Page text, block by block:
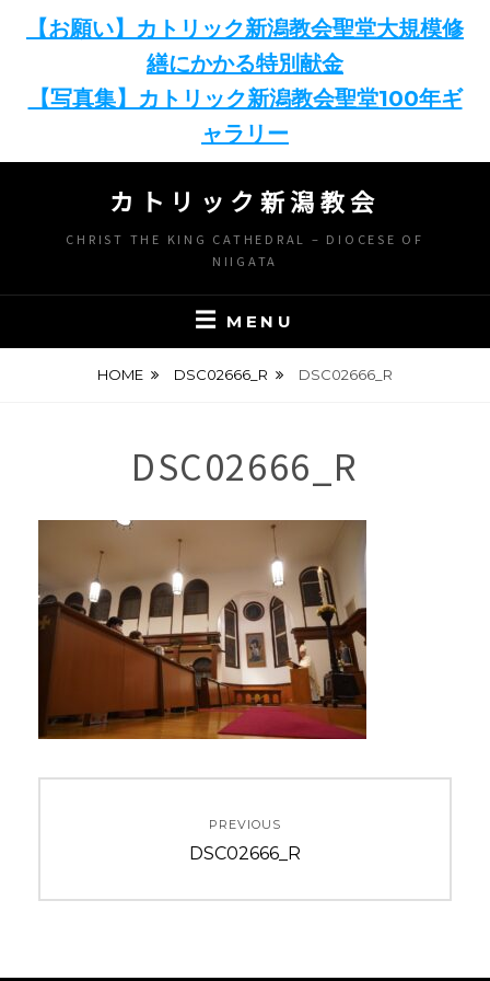
【お願い】カトリック新潟教会聖堂大規模修
繕にかかる特別献金
【写真集】カトリック新潟教会聖堂100年ギ
ャラリー
content
カトリック新潟教会
CHRIST THE KING CATHEDRAL – DIOCESE OF
NIIGATA
MENU
HOME DSC02666_R DSC02666_R
DSC02666_R
ナ
PREVIOUS
Previous
DSC02666_R